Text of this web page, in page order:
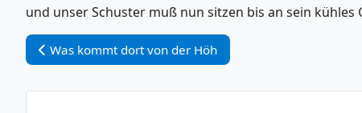
und unser Schuster muß nun sitzen bis an sein kühles
Vorheriger Beitrag: Was kommt dort von der Höh
Was kommt dort von der Höh